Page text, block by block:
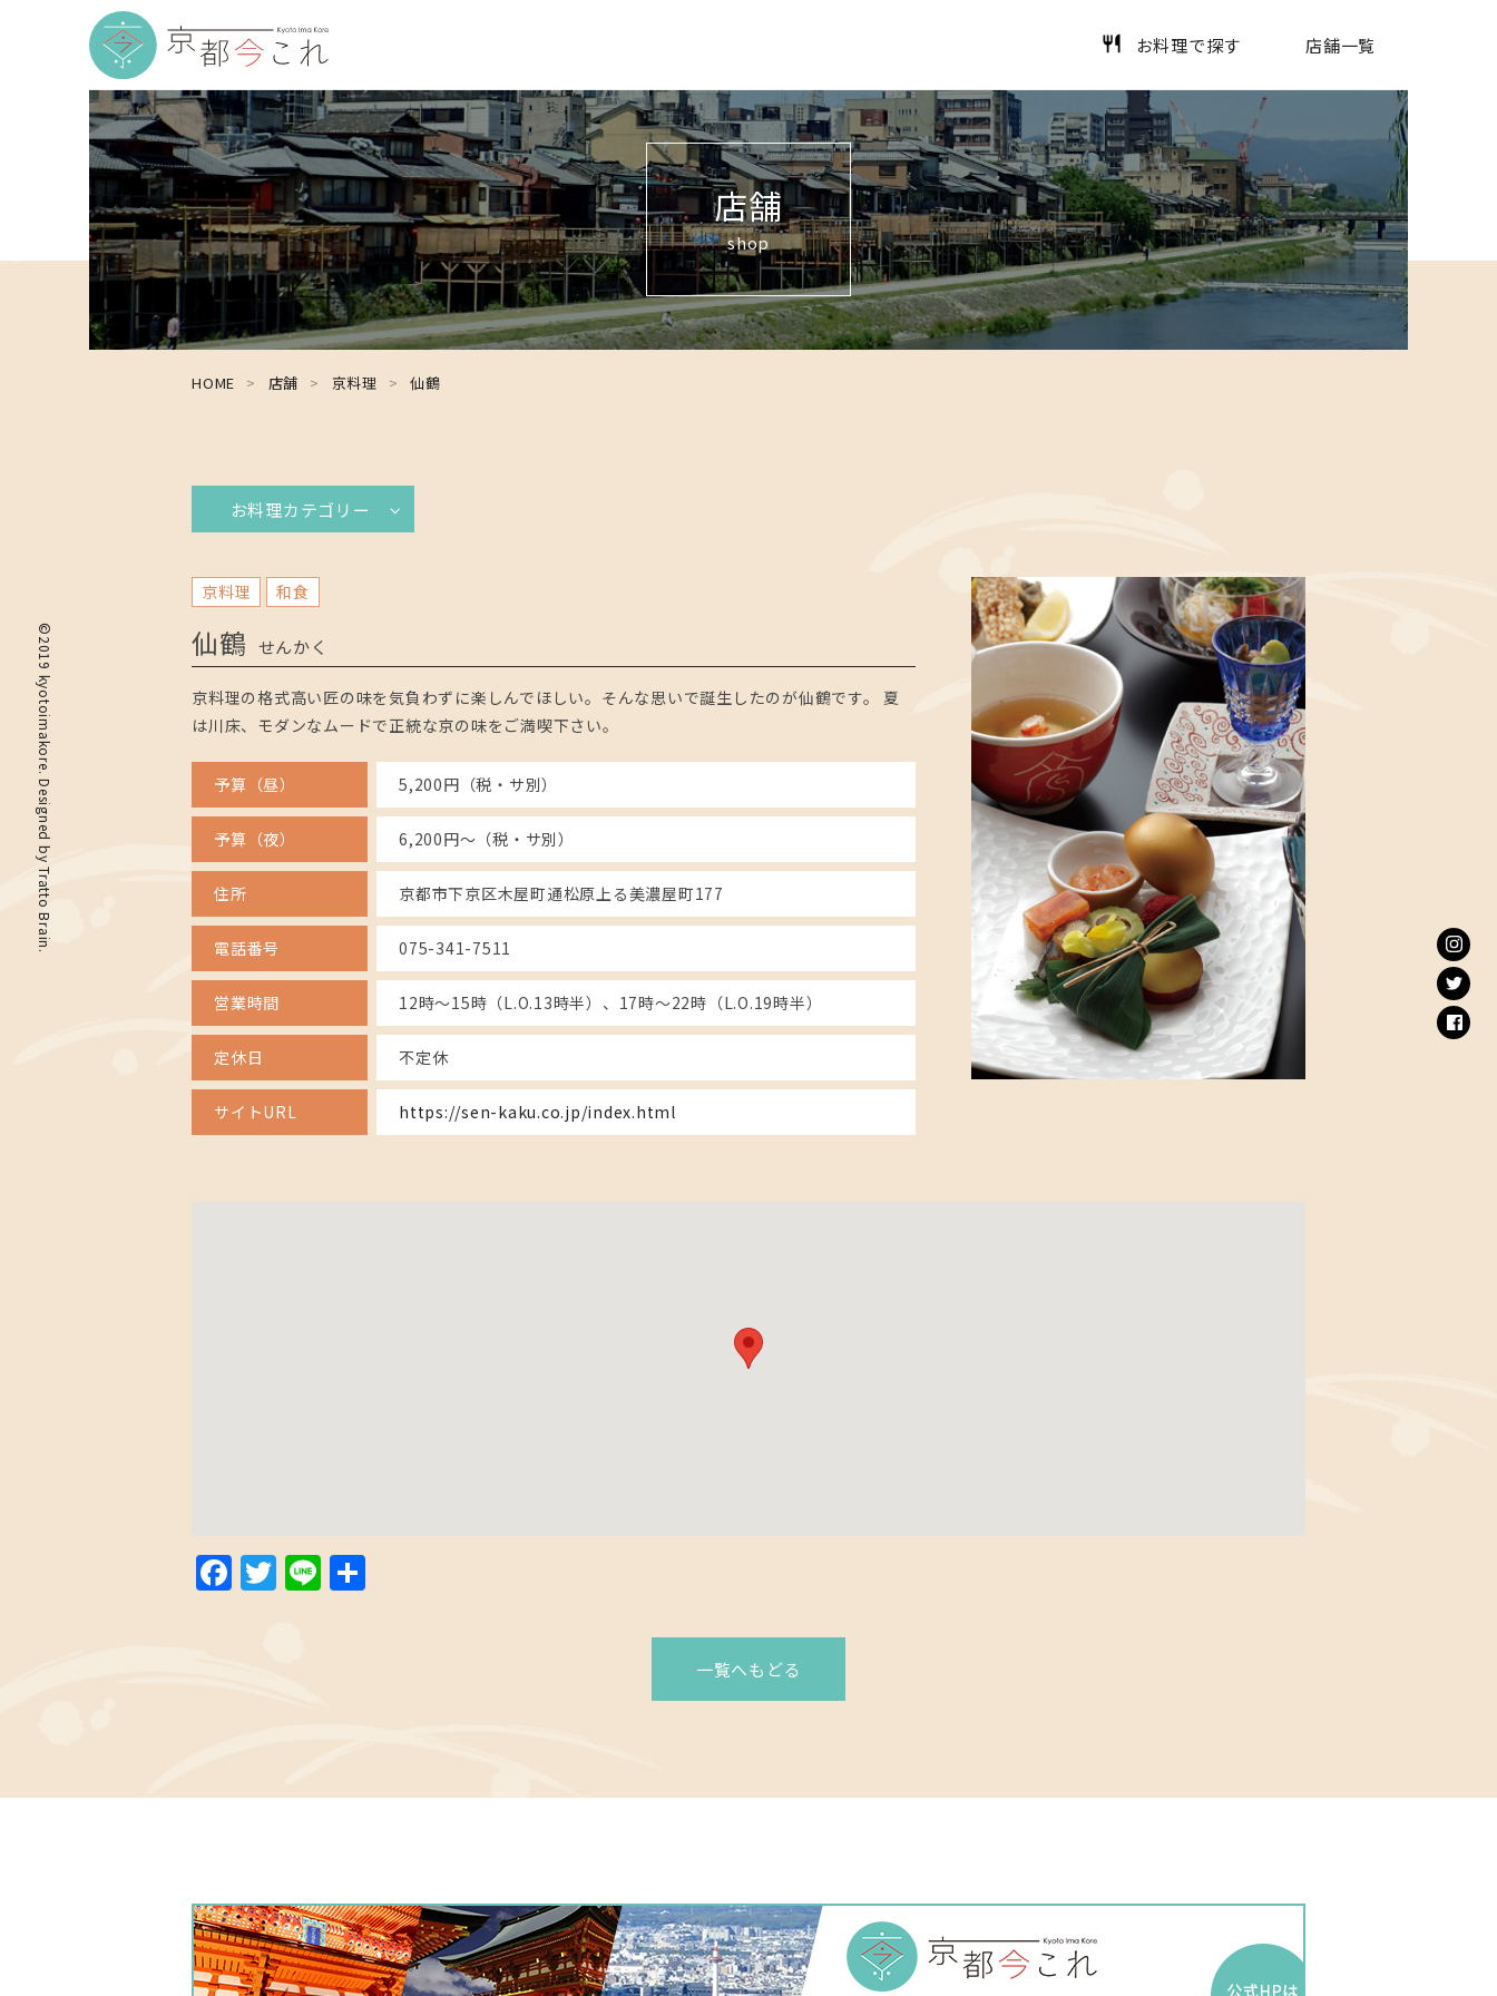
お料理で探す 店舗一覧
店舗
shop
HOME 店舗 京料理 仙鶴
お料理カテゴリー
京料理 和食
仙鶴 せんかく
京料理の格式高い匠の味を気負わずに楽しんでほしい。そんな思いで誕生したのが仙鶴です。 夏
は川床、モダンなムードで正統な京の味をご満喫下さい。
予算（昼） 5,200円（税・サ別）
予算（夜） 6,200円～（税・サ別）
住所 京都市下京区木屋町通松原上る美濃屋町177
電話番号 075-341-7511
営業時間 12時～15時（L.O.13時半）、17時～22時（L.O.19時半）
定休日 不定休
サイトURL https://sen-kaku.co.jp/index.html
Facebook
Twitter
Line
一覧へもどる
©2019 kyotoimakore. Designed by
Tratto Brain
.